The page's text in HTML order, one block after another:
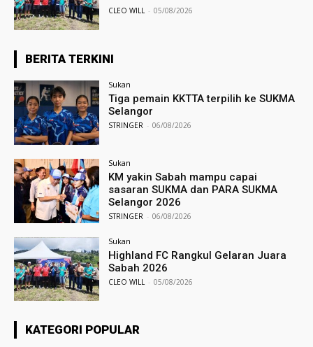
CLEO WILL - 05/08/2026
BERITA TERKINI
Sukan
Tiga pemain KKTTA terpilih ke SUKMA
Selangor
STRINGER - 06/08/2026
Sukan
KM yakin Sabah mampu capai
sasaran SUKMA dan PARA SUKMA
Selangor 2026
STRINGER - 06/08/2026
Sukan
Highland FC Rangkul Gelaran Juara
Sabah 2026
CLEO WILL - 05/08/2026
KATEGORI POPULAR